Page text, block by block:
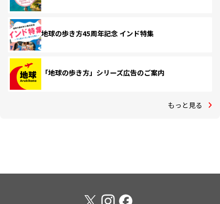
地球の歩き方45周年記念 インド特集
「地球の歩き方」シリーズ広告のご案内
もっと見る